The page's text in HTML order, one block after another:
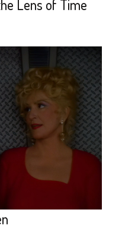
Lens of Time